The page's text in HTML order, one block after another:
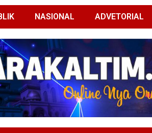
NASIONAL ADVETORIAL